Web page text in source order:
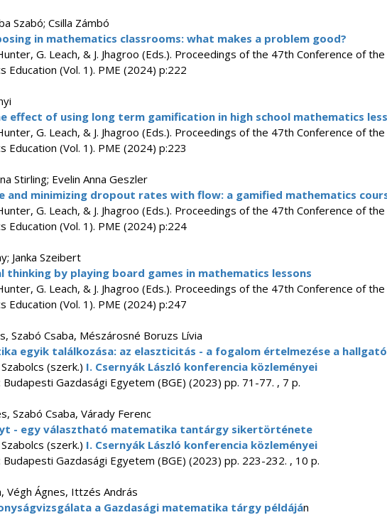
Szabó; Csilla Zámbó
in mathematics classrooms: what makes a problem good?
G. Leach, & J. Jhagroo (Eds.). Proceedings of the 47th Conference of
Education (Vol. 1). PME (2024) p:222
effect of using long term gamification in high school mathematics
G. Leach, & J. Jhagroo (Eds.). Proceedings of the 47th Conference of
Education (Vol. 1). PME (2024) p:223
Stirling; Evelin Anna Geszler
and minimizing dropout rates with flow: a gamified mathematics
G. Leach, & J. Jhagroo (Eds.). Proceedings of the 47th Conference of
Education (Vol. 1). PME (2024) p:224
Janka Szeibert
by playing board games in mathematics lessons
G. Leach, & J. Jhagroo (Eds.). Proceedings of the 47th Conference of
Education (Vol. 1). PME (2024) p:247
Szabó Csaba, Mészárosné Boruzs Lívia
egyik találkozása: az elaszticitás - a fogalom értelmezése a
(szerk.) I. Csernyák László konferencia közleményei
Gazdasági Egyetem (BGE) (2023) pp. 71-77. , 7 p.
Szabó Csaba, Várady Ferenc
- egy választható matematika tantárgy sikertörténete
(szerk.) I. Csernyák László konferencia közleményei
Gazdasági Egyetem (BGE) (2023) pp. 223-232. , 10 p.
Végh Ágnes, Ittzés András
a Gazdasági matematika tárgy példáján